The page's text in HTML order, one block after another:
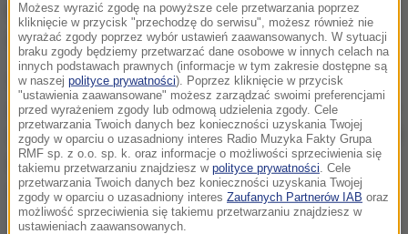
km kliniki w Americus, gdzie towarzyszyła mu jego
żona - 91-letnia Rosalynn.
Prezydent Carter powiedział, że jego głównym
zmartwieniem jest to, iż sezon na indyki kończy się w
tym tygodniu, a on nie osiągnął swojego limitu - brzmi
komunikat - Ma nadzieję, że władze Georgii pozwolą
mu przełożyć niewykorzystany limit na przyszły rok.
Możesz wyrazić zgodę na powyższe cele przetwarzania poprzez
kliknięcie w przycisk "przechodzę do serwisu", możesz również nie
wyrażać zgody poprzez wybór ustawień zaawansowanych. W sytuacji
braku zgody będziemy przetwarzać dane osobowe w innych celach na
innych podstawach prawnych (informacje w tym zakresie dostępne są
w naszej polityce prywatności). Poprzez kliknięcie w przycisk
"ustawienia zaawansowane" możesz zarządzać swoimi preferencjami
przed wyrażeniem zgody lub odmową udzielenia zgody. Cele
przetwarzania Twoich danych bez konieczności uzyskania Twojej
zgody w oparciu o uzasadniony interes Radio Muzyka Fakty Grupa
RMF sp. z o.o. sp. k. oraz informacje o możliwości sprzeciwienia się
takiemu przetwarzaniu znajdziesz w polityce prywatności . Cele
przetwarzania Twoich danych bez konieczności uzyskania Twojej
zgody w oparciu o uzasadniony interes Zaufanych Partnerów IAB oraz
możliwość sprzeciwienia się takiemu przetwarzaniu znajdziesz w
ustawieniach zaawansowanych.